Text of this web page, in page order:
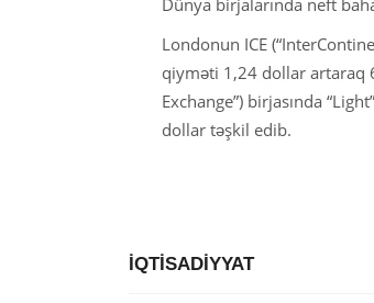
Londonun ICE
qiyməti 1,24 dollar artaraq
Exchange”) birjasında
dollar təşkil edib.
İQTİSADİYYAT